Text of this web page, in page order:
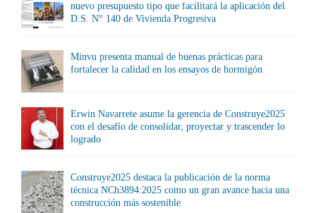
nuevo presupuesto tipo que facilitará la aplicación del
D.S. N° 140 de Vivienda Progresiva
Minvu presenta manual de buenas prácticas para
fortalecer la calidad en los ensayos de hormigón
Erwin Navarrete asume la gerencia de Construye2025
con el desafío de consolidar, proyectar y trascender lo
logrado
Construye2025 destaca la publicación de la norma
técnica NCh3894:2025 como un gran avance hacia una
construcción más sostenible